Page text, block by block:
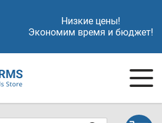
Низкие цены!
Экономим время и бюджет!